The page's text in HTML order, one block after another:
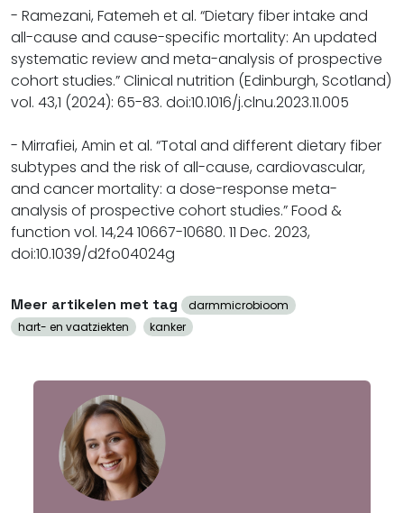
- Ramezani, Fatemeh et al. “Dietary fiber intake and
all-cause and cause-specific mortality: An updated
systematic review and meta-analysis of prospective
cohort studies.” Clinical nutrition (Edinburgh, Scotland)
vol. 43,1 (2024): 65-83. doi:10.1016/j.clnu.2023.11.005
- Mirrafiei, Amin et al. “Total and different dietary fiber
subtypes and the risk of all-cause, cardiovascular,
and cancer mortality: a dose-response meta-
analysis of prospective cohort studies.” Food &
function vol. 14,24 10667-10680. 11 Dec. 2023,
doi:10.1039/d2fo04024g
Meer artikelen met tag
darmmicrobioom
hart- en vaatziekten
kanker